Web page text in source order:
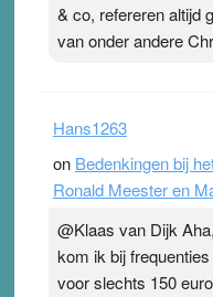
& co, refereren altijd
van onder andere
Hans1263
on Bedenkingen bij
Ronald Meester en
@Klaas van Dijk
kom ik bij
voor slechts 150